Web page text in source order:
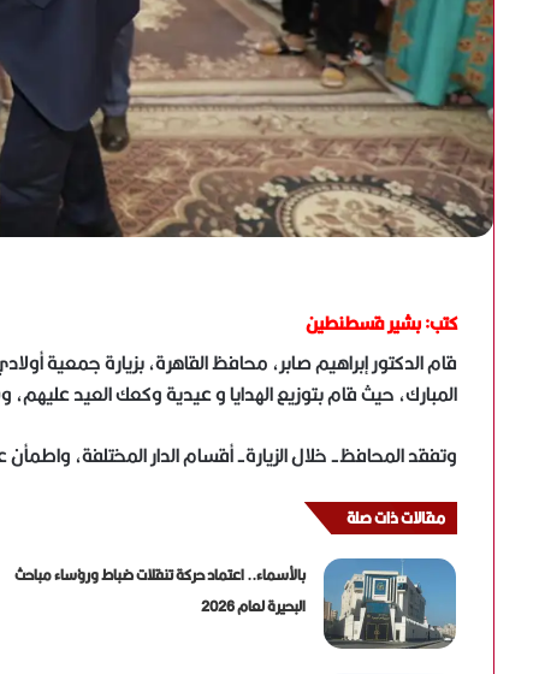
كتب: بشير قسطنطين
قام الدكتور إبراهيم صابر، محافظ القاهرة، بزيارة جمعية
المبارك، حيث قام بتوزيع الهدايا و عيدية وكعك العيد عليهم،
وتفقد المحافظ- خلال الزيارة- أقسام الدار المختلفة،
مقالات ذات صلة
بالأسماء.. اعتماد حركة تنقلات ضباط ورؤساء مباحث
البحيرة لعام 2026